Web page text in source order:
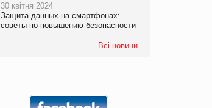
30 квітня 2024
Защита данных на смартфонах:
советы по повышению безопасности
Всі новини